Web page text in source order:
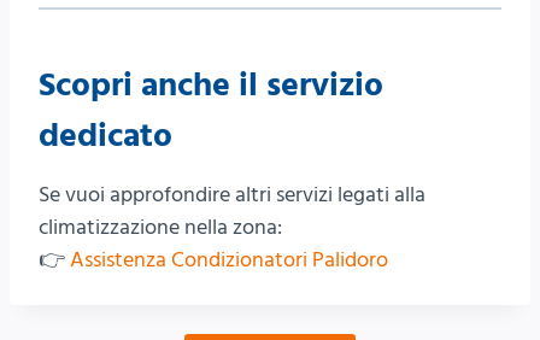
Scopri anche il servizio
dedicato
Se vuoi approfondire altri servizi legati alla
climatizzazione nella zona:
👉Assistenza Condizionatori Palidoro